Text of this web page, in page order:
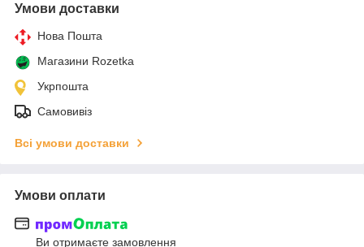
Умови доставки
Нова Пошта
Магазини Rozetka
Укрпошта
Самовивіз
Всі умови доставки
Умови оплати
Ви отримаєте замовлення